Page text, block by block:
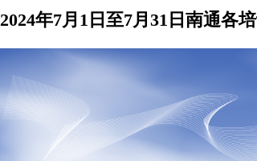
2024年7月1日至7月31日南通各